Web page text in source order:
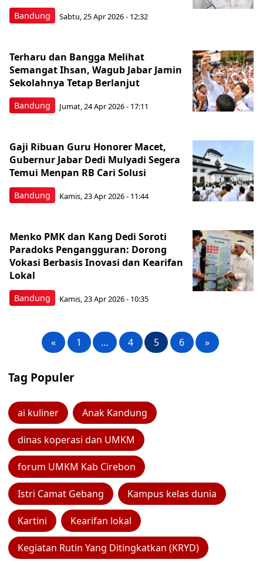
Bandung Sabtu, 25 Apr 2026 - 12:32
Bandung
Terharu dan Bangga Melihat
Semangat Ihsan, Wagub Jabar Jamin
Sekolahnya Tetap Berlanjut
Jumat, 24 Apr 2026 - 17:11
Bandung
Gaji Ribuan Guru Honorer Macet,
Gubernur Jabar Dedi Mulyadi Segera
Temui Menpan RB Cari Solusi
Kamis, 23 Apr 2026 - 11:44
Bandung
Menko PMK dan Kang Dedi Soroti
Paradoks Pengangguran: Dorong
Vokasi Berbasis Inovasi dan Kearifan
Lokal
Kamis, 23 Apr 2026 - 10:35
« 1 … 4 5 6 »
Tag Populer
ai kuliner Anak Kandung
dinas koperasi dan UMKM
forum UMKM Kab Cirebon
Istri Camat Gebang Kampus kelas dunia
Kartini Kearifan lokal
Kegiatan Rutin Yang Ditingkatkan (KRYD)